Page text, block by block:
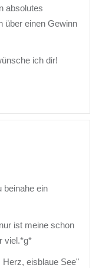
absolutes
über einen Gewinn
ich dir!
beinahe ein
ist meine schon
viel.*g*
Herz, eisblaue See"